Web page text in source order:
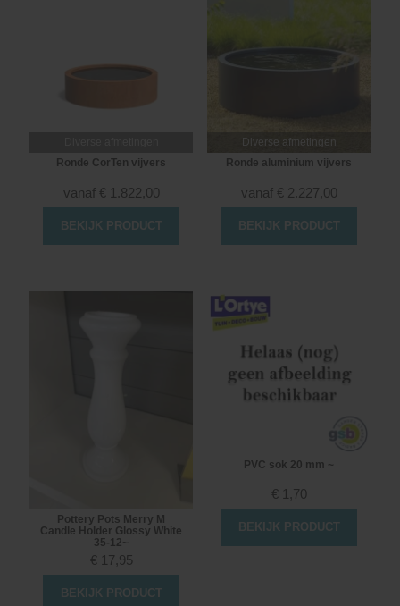
Ronde CorTen vijvers
vanaf € 1.822,00
BEKIJK PRODUCT
Diverse afmetingen
Ronde aluminium vijvers
vanaf € 2.227,00
BEKIJK PRODUCT
Pottery Pots Merry M
Candle Holder Glossy White
35-12~
€ 17,95
BEKIJK PRODUCT
PVC sok 20 mm ~
€ 1,70
BEKIJK PRODUCT